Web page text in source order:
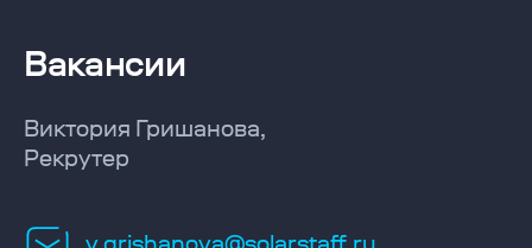
Вакансии
Виктория Гришанова,
Рекрутер